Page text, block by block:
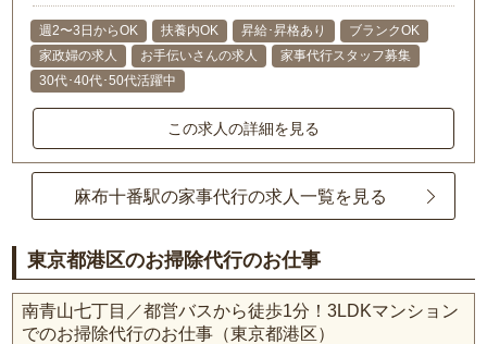
週2〜3日からOK 扶養内OK 昇給･昇格あり
ブランクOK
家政婦の求人
お手伝いさんの求人
家事代行スタッフ募集
30代･40代･50代活躍中
この求人の詳細を見る
麻布十番駅の家事代行の求人一覧を見る
東京都港区のお掃除代行のお仕事
南青山七丁目／都営バスから徒歩1分！3LDKマンション
でのお掃除代行のお仕事（東京都港区）